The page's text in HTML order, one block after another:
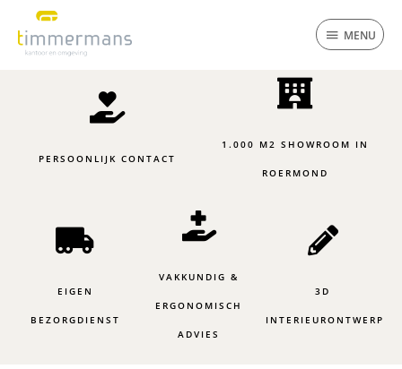
inhoud
MENU
PERSOONLIJK CONTACT
1.000 M2 SHOWROOM IN
ROERMOND
EIGEN
BEZORGDIENST
VAKKUNDIG &
ERGONOMISCH
ADVIES
3D
INTERIEURONTWERP